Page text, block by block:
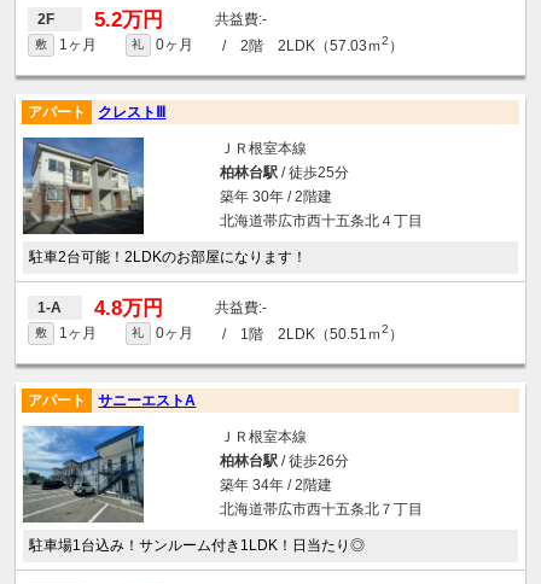
2F 5.2万円 -
敷 1ヶ月 礼 0ヶ月 / 2階 2LDK（57.03ｍ2 ）
アパート クレストⅢ
ＪＲ根室本線
柏林台駅/ 徒歩25分
築年 30年 / 2階建
北海道帯広市西十五条北４丁目
駐車2台可能！2LDKのお部屋になります！
1-A 4.8万円 -
敷 1ヶ月 礼 0ヶ月 / 1階 2LDK（50.51ｍ2 ）
アパート サニーエストA
ＪＲ根室本線
柏林台駅/ 徒歩26分
築年 34年 / 2階建
北海道帯広市西十五条北７丁目
駐車場1台込み！サンルーム付き1LDK！日当たり◎